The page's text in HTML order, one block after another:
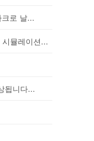
로 날...
뮬레이션...
됩니다...